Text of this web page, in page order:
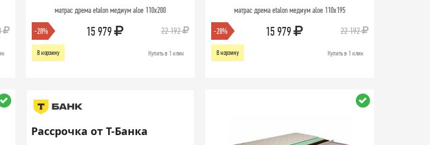
матрас дрема etalon медиум aloe 110х200
-28% 15 979 22 192
В корзину Купить в 1 клик
матрас дрема etalon медиум aloe 110х195
-28% 15 979 22 192
В корзину Купить в 1 клик
Рассрочка от Т-Банка